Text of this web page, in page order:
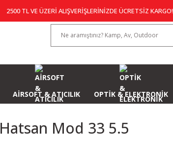
2500 TL VE ÜZERİ ALIŞVERİŞLERİNİZDE ÜCRETSİZ KARGO!
AİRSOFT & ATICILIK OPTİK & ELEKTRONİK
Hatsan Mod 33 5.5